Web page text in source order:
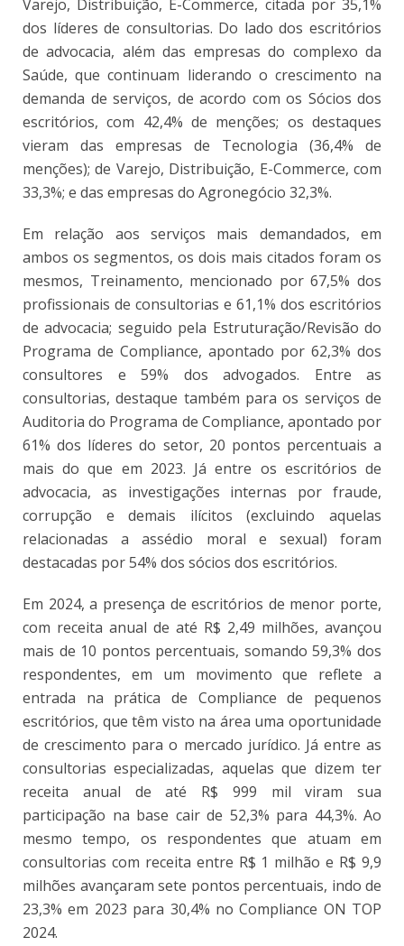
Varejo, Distribuição, E-Commerce, citada por 35,1%
dos líderes de consultorias. Do lado dos escritórios
de advocacia, além das empresas do complexo da
Saúde, que continuam liderando o crescimento na
demanda de serviços, de acordo com os Sócios dos
escritórios, com 42,4% de menções; os destaques
vieram das empresas de Tecnologia (36,4% de
menções); de Varejo, Distribuição, E-Commerce, com
33,3%; e das empresas do Agronegócio 32,3%.
Em relação aos serviços mais demandados, em
ambos os segmentos, os dois mais citados foram os
mesmos, Treinamento, mencionado por 67,5% dos
profissionais de consultorias e 61,1% dos escritórios
de advocacia; seguido pela Estruturação/Revisão do
Programa de Compliance, apontado por 62,3% dos
consultores e 59% dos advogados. Entre as
consultorias, destaque também para os serviços de
Auditoria do Programa de Compliance, apontado por
61% dos líderes do setor, 20 pontos percentuais a
mais do que em 2023. Já entre os escritórios de
advocacia, as investigações internas por fraude,
corrupção e demais ilícitos (excluindo aquelas
relacionadas a assédio moral e sexual) foram
destacadas por 54% dos sócios dos escritórios.
Em 2024, a presença de escritórios de menor porte,
com receita anual de até R$ 2,49 milhões, avançou
mais de 10 pontos percentuais, somando 59,3% dos
respondentes, em um movimento que reflete a
entrada na prática de Compliance de pequenos
escritórios, que têm visto na área uma oportunidade
de crescimento para o mercado jurídico. Já entre as
consultorias especializadas, aquelas que dizem ter
receita anual de até R$ 999 mil viram sua
participação na base cair de 52,3% para 44,3%. Ao
mesmo tempo, os respondentes que atuam em
consultorias com receita entre R$ 1 milhão e R$ 9,9
milhões avançaram sete pontos percentuais, indo de
23,3% em 2023 para 30,4% no Compliance ON TOP
2024.